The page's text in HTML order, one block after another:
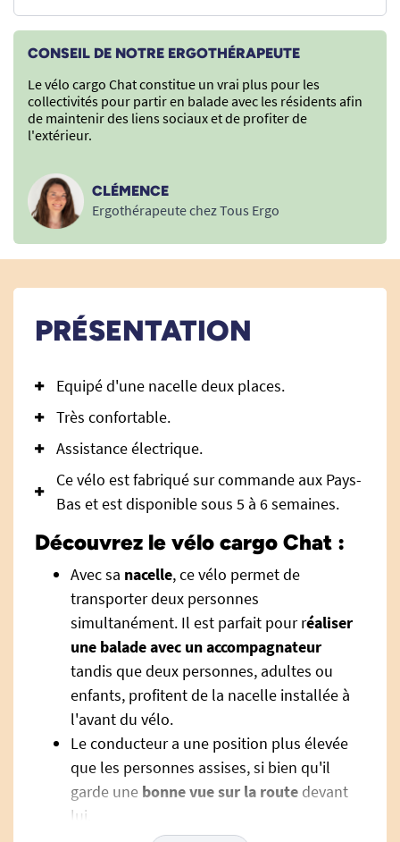
CONSEIL DE NOTRE ERGOTHÉRAPEUTE
Le vélo cargo Chat constitue un vrai plus pour les
collectivités pour partir en balade avec les résidents afin
de maintenir des liens sociaux et de profiter de
l'extérieur.
CLÉMENCE
Ergothérapeute chez Tous Ergo
PRÉSENTATION
Equipé d'une nacelle deux places.
Très confortable.
Assistance électrique.
Ce vélo est fabriqué sur commande aux Pays-
Bas et est disponible sous 5 à 6 semaines.
Découvrez le vélo cargo Chat :
Avec sa nacelle, ce vélo permet de
transporter deux personnes
simultanément. Il est parfait pour réaliser
une balade avec un accompagnateur
tandis que deux personnes, adultes ou
enfants, profitent de la nacelle installée à
l'avant du vélo.
Le conducteur a une position plus élevée
que les personnes assises, si bien qu'il
garde une bonne vue sur la route devant
lui.